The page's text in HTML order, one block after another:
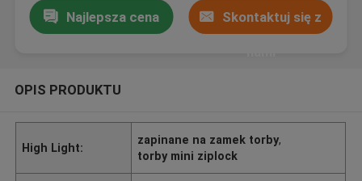
Najlepsza cena Skontaktuj się z
OPIS PRODUKTU
High Light:
zapinane na zamek torby,
torby mini ziplock